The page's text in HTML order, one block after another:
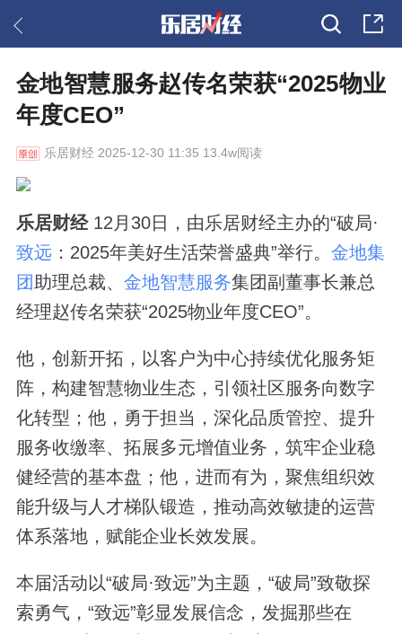
金地智慧服务赵传名荣获“2025物业
年度CEO”
乐居财经2025-12-30 11:35 13.4w阅读
乐居财经 12月30日，由乐居财经主办的“破局·
致远：2025年美好生活荣誉盛典”举行。 金地集
团 助理总裁、 金地智慧服务集团副董事长兼总
经理赵传名荣获“2025物业年度CEO”。
他，创新开拓，以客户为中心持续优化服务矩
阵，构建智慧物业生态，引领社区服务向数字
化转型；他，勇于担当，深化品质管控、提升
服务收缴率、拓展多元增值业务，筑牢企业稳
健经营的基本盘；他，进而有为，聚焦组织效
能升级与人才梯队锻造，推动高效敏捷的运营
体系落地，赋能企业长效发展。
本届活动以“破局·致远”为主题，“破局”致敬探
索勇气，“致远”彰显发展信念，发掘那些在